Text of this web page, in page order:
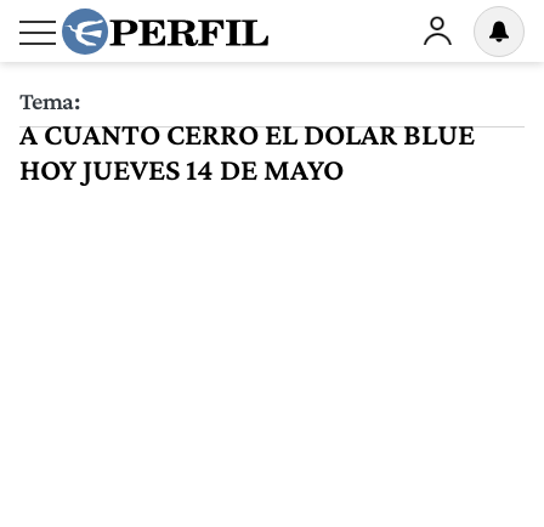
Tema:
A CUANTO CERRO EL DOLAR BLUE
HOY JUEVES 14 DE MAYO